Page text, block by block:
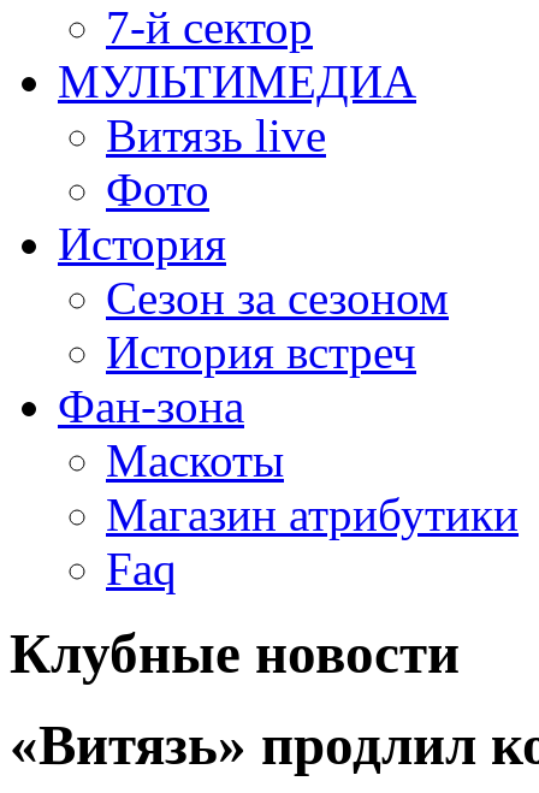
7-й сектор
МУЛЬТИМЕДИА
Витязь live
Фото
История
Сезон за сезоном
История встреч
Фан-зона
Маскоты
Магазин атрибутики
Faq
Клубные новости
«Витязь» продлил